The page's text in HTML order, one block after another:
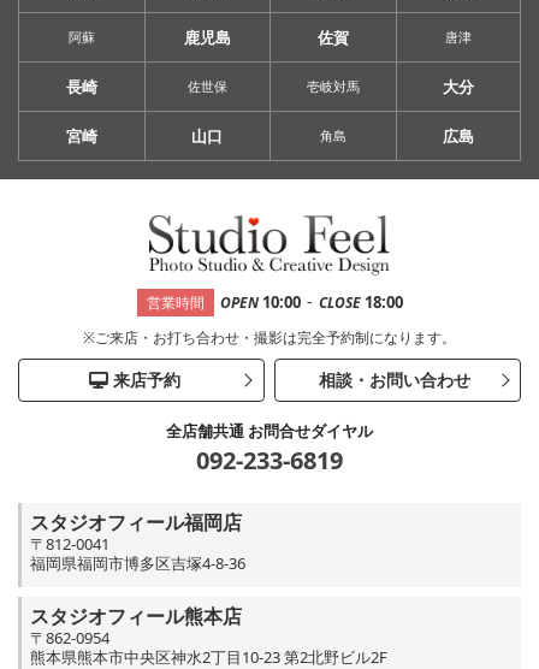
阿蘇 鹿児島 佐賀 唐津
長崎 佐世保 壱岐対馬 大分
宮崎 山口 角島 広島
営業時間 OPEN 10:00 - CLOSE 18:00
※ご来店・お打ち合わせ・撮影は完全予約制になります。
来店予約 相談・お問い合わせ
全店舗共通 お問合せダイヤル
092-233-6819
スタジオフィール福岡店
〒812-0041
福岡県福岡市博多区吉塚4-8-36
スタジオフィール熊本店
〒862-0954
熊本県熊本市中央区神水2丁目10-23 第2北野ビル2F